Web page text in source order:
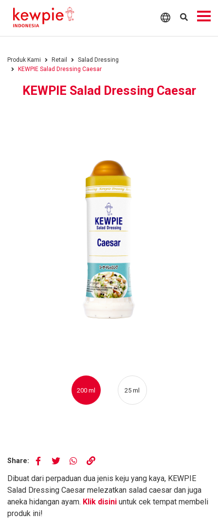
Produk Kami Retail
Salad Dressing
KEWPIE Salad Dressing Caesar
KEWPIE Salad Dressing Caesar
200 ml 25 ml
Share:
Dibuat dari perpaduan dua jenis keju yang kaya, KEWPIE
Salad Dressing Caesar melezatkan salad caesar dan juga
aneka hidangan ayam. Klik disini untuk cek tempat membeli
produk ini!